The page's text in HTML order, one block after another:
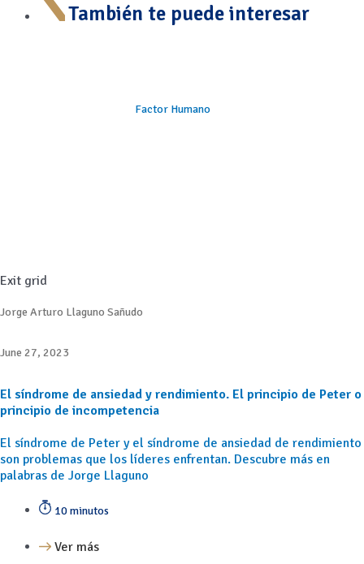
También te puede interesar
Factor Humano
Exit grid
Jorge Arturo Llaguno Sañudo
June 27, 2023
El síndrome de ansiedad y rendimiento. El principio de Peter o
principio de incompetencia
El síndrome de Peter y el síndrome de ansiedad de rendimiento
son problemas que los líderes enfrentan. Descubre más en
palabras de Jorge Llaguno
10 minutos
Ver más